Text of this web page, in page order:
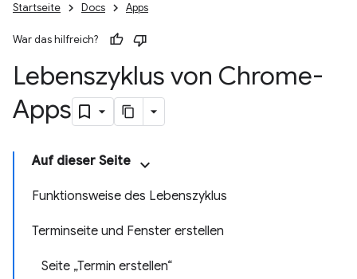
Startseite Docs Apps
War das hilfreich?
Lebenszyklus von Chrome-
Apps
Auf dieser Seite
Funktionsweise des Lebenszyklus
Terminseite und Fenster erstellen
Seite „Termin erstellen“